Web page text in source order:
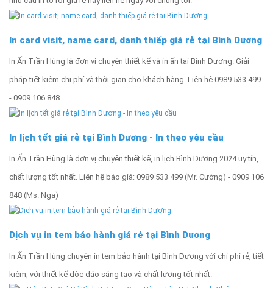
In card visit, name card, danh thiếp giá rẻ tại Bình Dương
In Ấn Trần Hùng là đơn vị chuyên thiết kế và in ấn tại Bình Dương. Giải
pháp tiết kiệm chi phí và thời gian cho khách hàng. Liên hệ 0989 533 499
- 0909 106 848
In lịch tết giá rẻ tại Bình Dương - In theo yêu cầu
In Ấn Trần Hùng là đơn vị chuyên thiết kế, in lịch Bình Dương 2024 uy tín,
chất lượng tốt nhất. Liên hệ báo giá: 0989 533 499 (Mr. Cường) - 0909 106
848 (Ms. Nga)
Dịch vụ in tem bảo hành giá rẻ tại Bình Dương
In Ấn Trần Hùng chuyên in tem bảo hành tại Bình Dương với chi phí rẻ, tiết
kiệm, với thiết kế độc đáo sáng tạo và chất lượng tốt nhất.